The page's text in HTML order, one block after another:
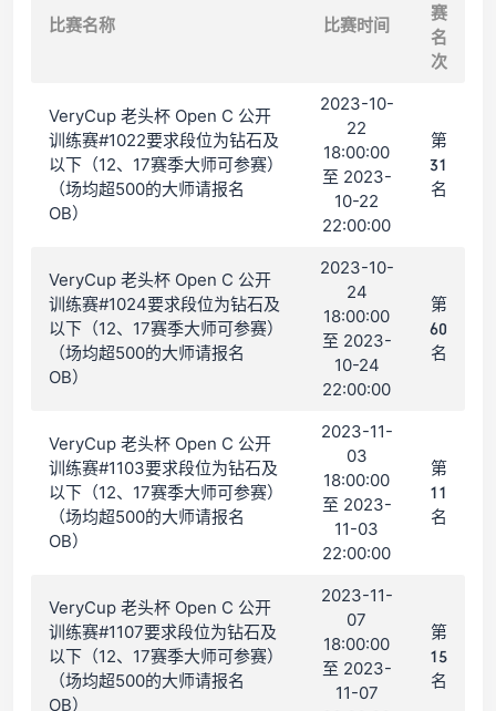
比赛名称 比赛时间
赛
名
次
VeryCup 老头杯 Open C 公开
训练赛#1022要求段位为钻石及
以下（12、17赛季大师可参赛）
（场均超500的大师请报名
OB）
2023-10-
22
18:00:00
至 2023-
10-22
22:00:00
第
31
名
VeryCup 老头杯 Open C 公开
训练赛#1024要求段位为钻石及
以下（12、17赛季大师可参赛）
（场均超500的大师请报名
OB）
2023-10-
24
18:00:00
至 2023-
10-24
22:00:00
第
60
名
VeryCup 老头杯 Open C 公开
训练赛#1103要求段位为钻石及
以下（12、17赛季大师可参赛）
（场均超500的大师请报名
OB）
2023-11-
03
18:00:00
至 2023-
11-03
22:00:00
第
11
名
VeryCup 老头杯 Open C 公开
训练赛#1107要求段位为钻石及
以下（12、17赛季大师可参赛）
（场均超500的大师请报名
OB）
2023-11-
07
18:00:00
至 2023-
11-07
第
15
名